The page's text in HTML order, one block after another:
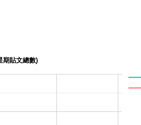
期貼文總數)